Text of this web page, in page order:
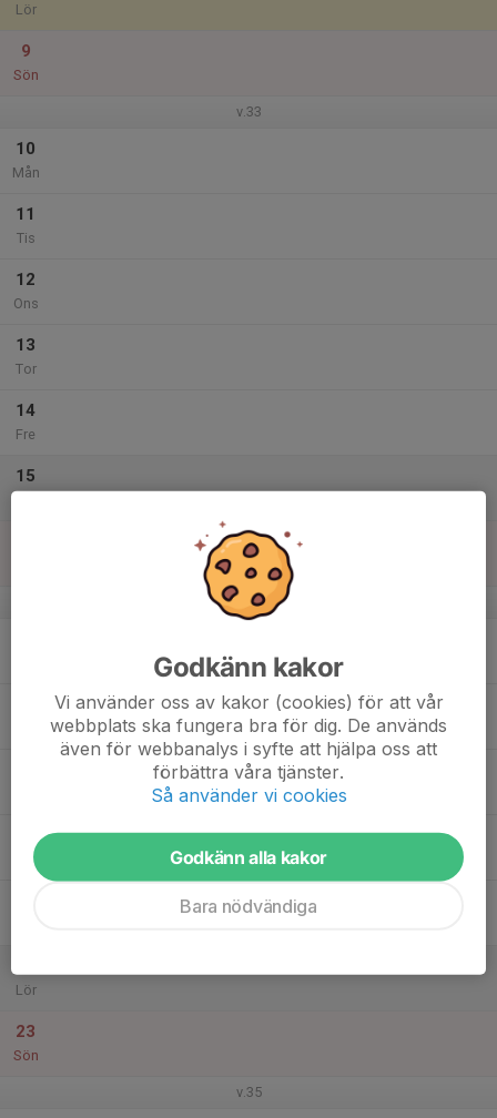
Lör
9
Sön
v.33
10
Mån
11
Tis
12
Ons
13
Tor
14
Fre
15
v.34
Tor
Lör
23
Sön
v.35
Godkänn kakor
Vi använder oss av kakor (cookies) för att vår
webbplats ska fungera bra för dig. De används
även för webbanalys i syfte att hjälpa oss att
förbättra våra tjänster.
Så använder vi cookies
Godkänn alla kakor
Bara nödvändiga